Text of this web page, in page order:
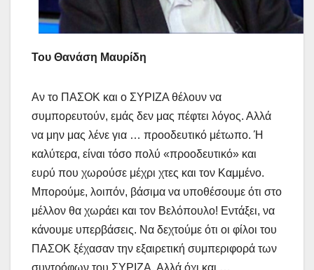
Του Θανάση Μαυρίδη
Αν το ΠΑΣΟΚ και ο ΣΥΡΙΖΑ θέλουν να
συμπορευτούν, εμάς δεν μας πέφτει λόγος. Αλλά
να μην μας λένε για … προοδευτικό μέτωπο. Ή
καλύτερα, είναι τόσο πολύ «προοδευτικό» και
ευρύ που χωρούσε μέχρι χτες και τον Καμμένο.
Μπορούμε, λοιπόν, βάσιμα να υποθέσουμε ότι στο
μέλλον θα χωράει και τον Βελόπουλο! Εντάξει, να
κάνουμε υπερβάσεις. Να δεχτούμε ότι οι φίλοι του
ΠΑΣΟΚ ξέχασαν την εξαιρετική συμπεριφορά των
συντρόφων του ΣΥΡΙΖΑ. Αλλά όχι και …